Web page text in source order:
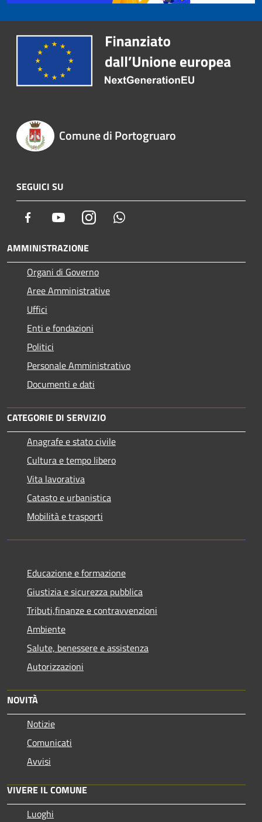
Comune di Portogruaro
SEGUICI SU
Facebook YoutubeInstagram
AMMINISTRAZIONE
Organi di Governo
Aree Amministrative
Uffici
Enti e fondazioni
Politici
Personale Amministrativo
Documenti e dati
CATEGORIE DI SERVIZIO
Anagrafe e stato civile
Cultura e tempo libero
Vita lavorativa
Catasto e urbanistica
Mobilità e trasporti
Educazione e formazione
Giustizia e sicurezza pubblica
Tributi,finanze e contravvenzioni
Ambiente
Salute, benessere e assistenza
Autorizzazioni
NOVITÀ
Notizie
Comunicati
Avvisi
VIVERE IL COMUNE
Luoghi